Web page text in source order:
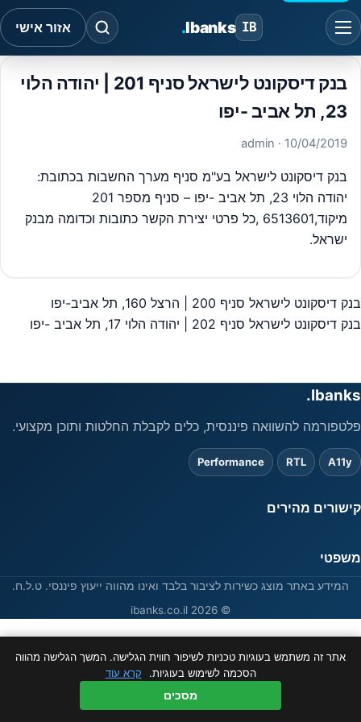
IB
Ibanks
. אזור אישי
בנק דיסקונט לישראל סניף 201 | יהודה הלוי
23, תל אביב -יפו
10/04/2019
· admin
בנק דיסקונט לישראל בע"מ סניף מערך החשבות בכתובת:
יהודה הלוי 23, תל אביב -יפו – סניף מספר 201
מיקוד,6513601 ,כל פרטי יצירת הקשר כתובות וכדומה מבנק
ישראל.
ניווט
בנק דיסקונט לישראל סניף 200 | הרצל 160, תל אביב-יפו
בנק דיסקונט לישראל סניף 202 | יהודה הלוי 17, תל אביב -יפו
Ibanks.
פלטפורמה להשוואה פיננסית, כלים לקבלת החלטות ותוכן מקצועי.
A11y
RTL
Performance
קישורים מהירים
משפטי
המידע באתר מוצג כשירות לציבור בלבד ואינו מהווה ייעוץ פיננסי. ט.ל.ח.
© 2026 ibanks.co.il
אתר זה משתמש בעוגיות טכניות לשיפור חווית הגלישה. המשך הגלישה מהווה
הסכמה לשימוש בעוגיות.
קרא עוד
מסכים